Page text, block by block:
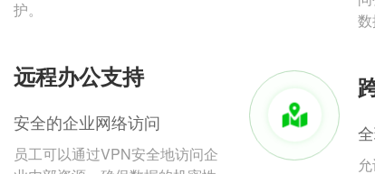
护。
数
远程办公支持
安全的企业网络访问
员工可以通过VPN安全地访问企